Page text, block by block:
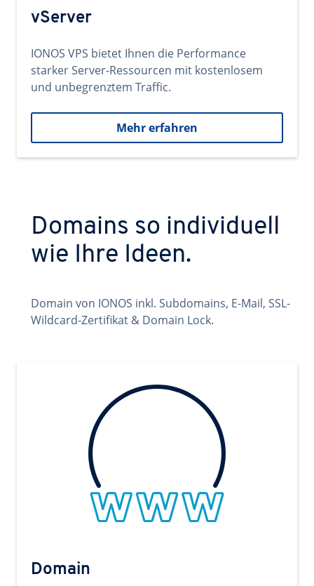
vServer
IONOS VPS bietet Ihnen die Performance
starker Server-Ressourcen mit kostenlosem
und unbegrenztem Traffic.
Mehr erfahren
Domains so individuell
wie Ihre Ideen.
Domain von IONOS inkl. Subdomains, E-Mail, SSL-
Wildcard-Zertifikat & Domain Lock.
Domain